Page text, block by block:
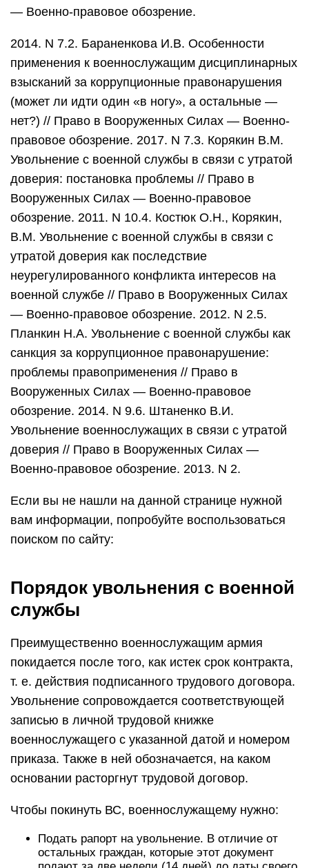
— Военно-правовое обозрение.
2014. N 7.2. Бараненкова И.В. Особенности
применения к военнослужащим дисциплинарных
взысканий за коррупционные правонарушения
(может ли идти один «в ногу», а остальные —
нет?) // Право в Вооруженных Силах — Военно-
правовое обозрение. 2017. N 7.3. Корякин В.М.
Увольнение с военной службы в связи с утратой
доверия: постановка проблемы // Право в
Вооруженных Силах — Военно-правовое
обозрение. 2011. N 10.4. Костюк О.Н., Корякин,
В.М. Увольнение с военной службы в связи с
утратой доверия как последствие
неурегулированного конфликта интересов на
военной службе // Право в Вооруженных Силах
— Военно-правовое обозрение. 2012. N 2.5.
Планкин Н.А. Увольнение с военной службы как
санкция за коррупционное правонарушение:
проблемы правоприменения // Право в
Вооруженных Силах — Военно-правовое
обозрение. 2014. N 9.6. Штаненко В.И.
Увольнение военнослужащих в связи с утратой
доверия // Право в Вооруженных Силах —
Военно-правовое обозрение. 2013. N 2.
Если вы не нашли на данной странице нужной
вам информации, попробуйте воспользоваться
поиском по сайту:
Порядок увольнения с военной
службы
Преимущественно военнослужащим армия
покидается после того, как истек срок контракта,
т. е. действия подписанного трудового договора.
Увольнение сопровождается соответствующей
записью в личной трудовой книжке
военнослужащего с указанной датой и номером
приказа. Также в ней обозначается, на каком
основании расторгнут трудовой договор.
Чтобы покинуть ВС, военнослужащему нужно:
Подать рапорт на увольнение. В отличие от
остальных граждан, которые этот документ